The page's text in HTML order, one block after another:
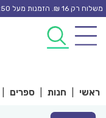
Skip
content
משלוח רק 16 ₪. הזמנות מעל 250 ₪ משלוח נק’ איסוף חינם
ראשי חנות ספרים